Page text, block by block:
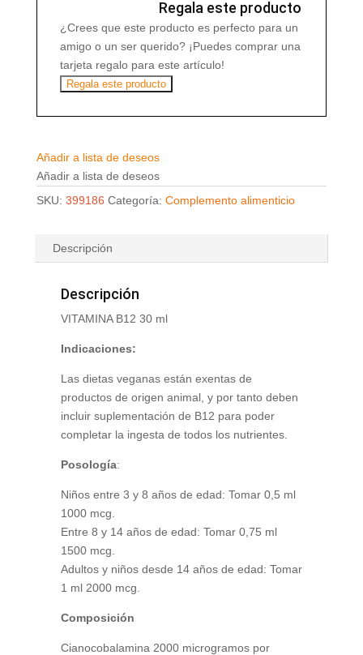
Regala este producto
¿Crees que este producto es perfecto para un
amigo o un ser querido? ¡Puedes comprar una
tarjeta regalo para este artículo!
Regala este producto
Añadir a lista de deseos
Añadir a lista de deseos
SKU: 399186 Categoría: Complemento alimenticio
Descripción
Descripción
VITAMINA B12 30 ml
Indicaciones:
Las dietas veganas están exentas de
productos de origen animal, y por tanto deben
incluir suplementación de B12 para poder
completar la ingesta de todos los nutrientes.
Posología:
Niños entre 3 y 8 años de edad: Tomar 0,5 ml
1000 mcg.
Entre 8 y 14 años de edad: Tomar 0,75 ml
1500 mcg.
Adultos y niños desde 14 años de edad: Tomar
1 ml 2000 mcg.
Composición
Cianocobalamina 2000 microgramos por